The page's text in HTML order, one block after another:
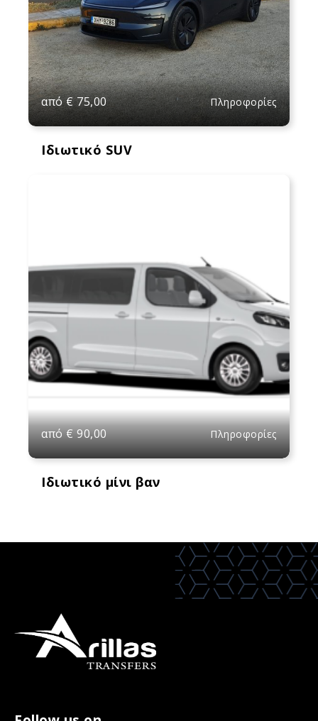
από € 75,00 Πληροφορίες
Ιδιωτικό SUV
από € 90,00 Πληροφορίες
Ιδιωτικό μίνι βαν